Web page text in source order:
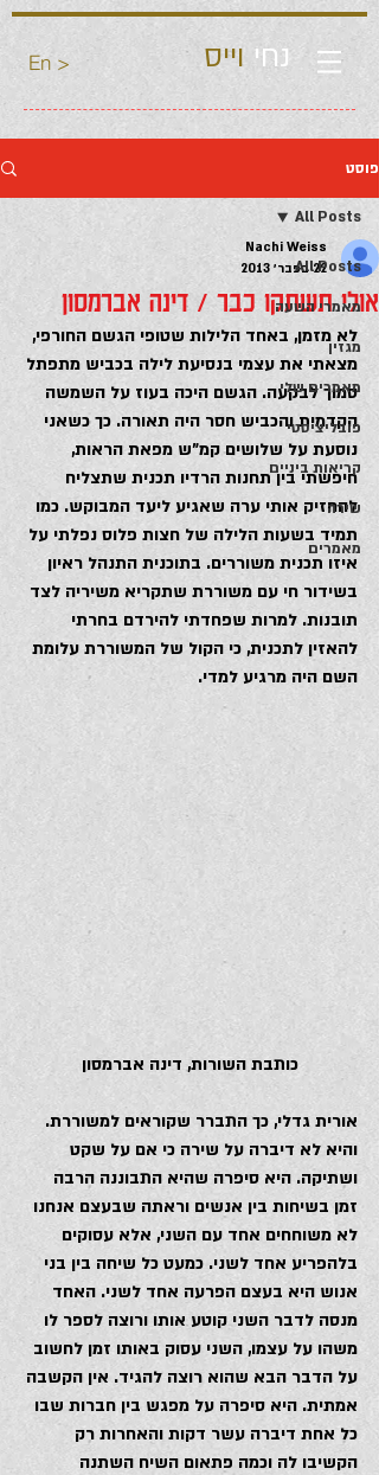
En > נחי וייס
פוסט
All Posts
מאמרי השעה
מגזין
מאמרים שלי
פובליציסטי
קריאות ביניים
שירה
מאמרים
All Posts
אולי תשתקו כבר / דינה אברמסון
Nachi Weiss
22 בפבר׳ 2013
לא מזמן, באחד הלילות שטופי הגשם החורפי,
מצאתי את עצמי בנסיעת לילה בכביש מתפתל
סמוך לבקעה. הגשם היכה בעוז על השמשה
הקדמית והכביש חסר היה תאורה. כך כשאני
נוסעת על שלושים קמ”ש מפאת הראות,
חיפשתי בין תחנות הרדיו תכנית שתצליח
להחזיק אותי ערה שאגיע ליעד המבוקש. כמו
תמיד בשעות הלילה של חצות פלוס נפלתי על
איזו תכנית משוררים. בתוכנית התנהל ראיון
בשידור חי עם משוררת שתקריא משיריה לצד
תובנות. למרות שפחדתי להירדם בחרתי
להאזין לתכנית, כי הקול של המשוררת עלומת
השם היה מרגיע למדי.
כותבת השורות, דינה אברמסון
אורית גדלי, כך התברר שקוראים למשוררת.
והיא לא דיברה על שירה כי אם על שקט
ושתיקה. היא סיפרה שהיא התבוננה הרבה
זמן בשיחות בין אנשים וראתה שבעצם אנחנו
לא משוחחים אחד עם השני, אלא עסוקים
בלהפריע אחד לשני. כמעט כל שיחה בין בני
אנוש היא בעצם הפרעה אחד לשני. האחד
מנסה לדבר השני קוטע אותו ורוצה לספר לו
משהו על עצמו, השני עסוק באותו זמן לחשוב
על הדבר הבא שהוא רוצה להגיד. אין הקשבה
אמתית. היא סיפרה על מפגש בין חברות שבו
כל אחת דיברה עשר דקות והאחרות רק
הקשיבו לה וכמה פתאום השיח השתנה